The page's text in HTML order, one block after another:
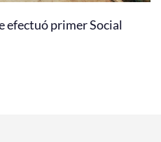
efectuó primer Social